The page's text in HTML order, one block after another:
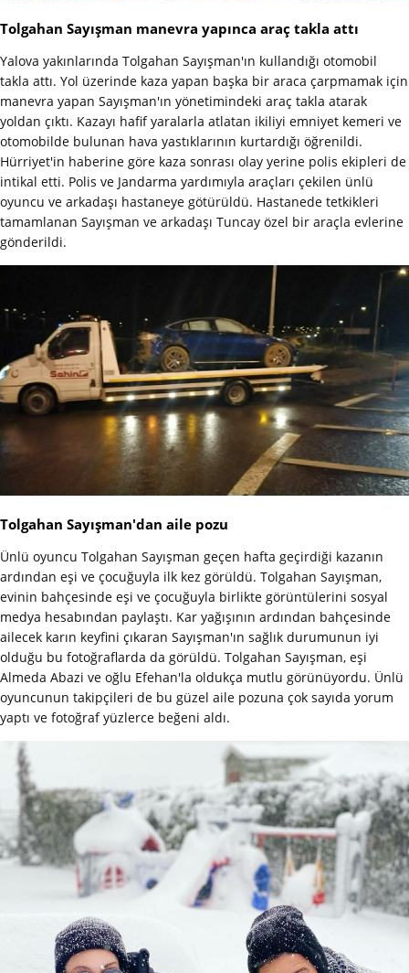
Tolgahan Sayışman manevra yapınca araç takla attı
Yalova yakınlarında Tolgahan Sayışman'ın kullandığı otomobil
takla attı. Yol üzerinde kaza yapan başka bir araca çarpmamak için
manevra yapan Sayışman'ın yönetimindeki araç takla atarak
yoldan çıktı. Kazayı hafif yaralarla atlatan ikiliyi emniyet kemeri ve
otomobilde bulunan hava yastıklarının kurtardığı öğrenildi.
Hürriyet'in haberine göre kaza sonrası olay yerine polis ekipleri de
intikal etti. Polis ve Jandarma yardımıyla araçları çekilen ünlü
oyuncu ve arkadaşı hastaneye götürüldü. Hastanede tetkikleri
tamamlanan Sayışman ve arkadaşı Tuncay özel bir araçla evlerine
gönderildi.
Tolgahan Sayışman'dan aile pozu
Ünlü oyuncu Tolgahan Sayışman geçen hafta geçirdiği kazanın
ardından eşi ve çocuğuyla ilk kez görüldü. Tolgahan Sayışman,
evinin bahçesinde eşi ve çocuğuyla birlikte görüntülerini sosyal
medya hesabından paylaştı. Kar yağışının ardından bahçesinde
ailecek karın keyfini çıkaran Sayışman'ın sağlık durumunun iyi
olduğu bu fotoğraflarda da görüldü. Tolgahan Sayışman, eşi
Almeda Abazi ve oğlu Efehan'la oldukça mutlu görünüyordu. Ünlü
oyuncunun takipçileri de bu güzel aile pozuna çok sayıda yorum
yaptı ve fotoğraf yüzlerce beğeni aldı.